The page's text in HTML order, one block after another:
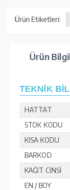
Ürün Etiketleri:
Ürün
TEKNİK
HATTAT
STOK KODU
KISA KODU
BARKOD
KAĞIT CİNSİ
EN / BOY